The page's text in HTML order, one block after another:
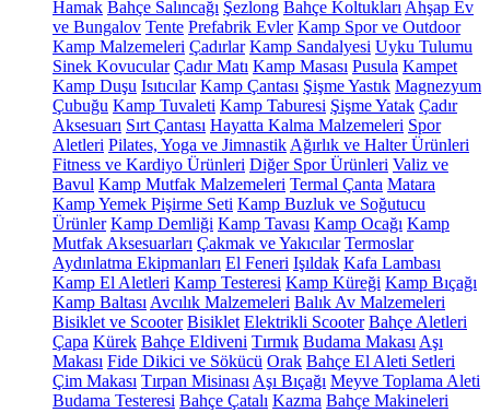
Hamak Bahçe Salıncağı Şezlong Bahçe Koltukları Ahşap Ev
ve Bungalov Tente Prefabrik Evler Kamp Spor ve Outdoor
Kamp Malzemeleri Çadırlar Kamp Sandalyesi Uyku Tulumu
Sinek Kovucular Çadır Matı Kamp Masası Pusula Kampet
Kamp Duşu Isıtıcılar Kamp Çantası Şişme Yastık Magnezyum
Çubuğu Kamp Tuvaleti Kamp Taburesi Şişme Yatak Çadır
Aksesuarı Sırt Çantası Hayatta Kalma Malzemeleri Spor
Aletleri Pilates, Yoga ve Jimnastik Ağırlık ve Halter Ürünleri
Fitness ve Kardiyo Ürünleri Diğer Spor Ürünleri Valiz ve
Bavul Kamp Mutfak Malzemeleri Termal Çanta Matara
Kamp Yemek Pişirme Seti Kamp Buzluk ve Soğutucu
Ürünler Kamp Demliği Kamp Tavası Kamp Ocağı Kamp
Mutfak Aksesuarları Çakmak ve Yakıcılar Termoslar
Aydınlatma Ekipmanları El Feneri Işıldak Kafa Lambası
Kamp El Aletleri Kamp Testeresi Kamp Küreği Kamp Bıçağı
Kamp Baltası Avcılık Malzemeleri Balık Av Malzemeleri
Bisiklet ve Scooter Bisiklet Elektrikli Scooter Bahçe Aletleri
Çapa Kürek Bahçe Eldiveni Tırmık Budama Makası Aşı
Makası Fide Dikici ve Sökücü Orak Bahçe El Aleti Setleri
Çim Makası Tırpan Misinası Aşı Bıçağı Meyve Toplama Aleti
Budama Testeresi Bahçe Çatalı Kazma Bahçe Makineleri